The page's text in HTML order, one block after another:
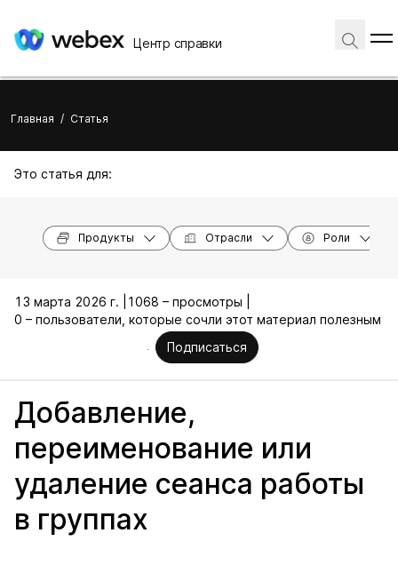
Центр справки
Главная / Статья
Это статья для:
Продукты Отрасли Роли
13 марта 2026 г. |
1068 – просмотры |
0 – пользователи, которые сочли этот материал полезным
Подписаться
Добавление,
переименование или
удаление сеанса работы
в группах